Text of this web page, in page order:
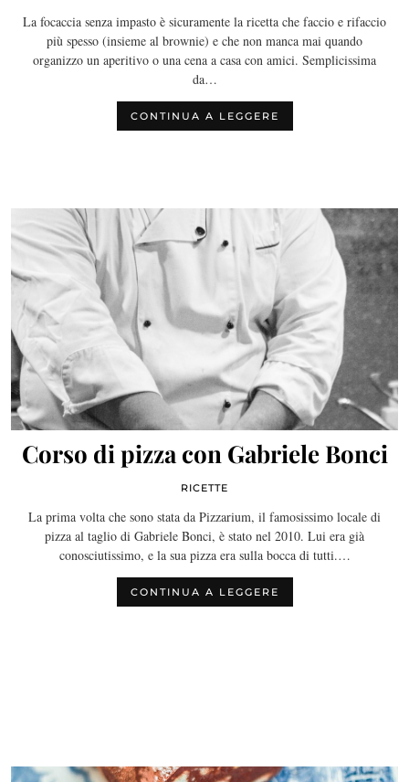
La focaccia senza impasto è sicuramente la ricetta che faccio e rifaccio
più spesso (insieme al brownie) e che non manca mai quando
organizzo un aperitivo o una cena a casa con amici. Semplicissima
da…
CONTINUA A LEGGERE
Corso di pizza con Gabriele Bonci
RICETTE
La prima volta che sono stata da Pizzarium, il famosissimo locale di
pizza al taglio di Gabriele Bonci, è stato nel 2010. Lui era già
conosciutissimo, e la sua pizza era sulla bocca di tutti.…
CONTINUA A LEGGERE